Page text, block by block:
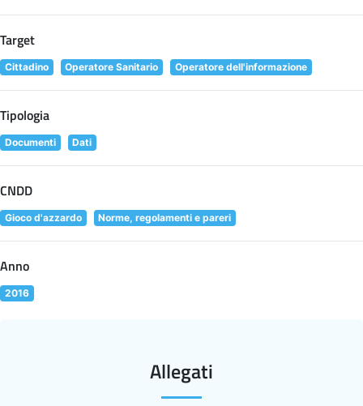
Target
Cittadino Operatore Sanitario Operatore dell'informazione
Tipologia
Documenti Dati
CNDD
Gioco d'azzardo Norme, regolamenti e pareri
Anno
2016
Allegati